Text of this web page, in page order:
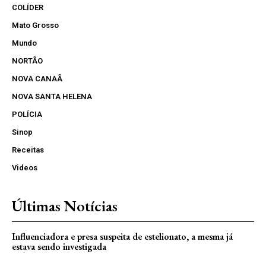
COLÍDER
Mato Grosso
Mundo
NORTÃO
NOVA CANAÃ
NOVA SANTA HELENA
POLÍCIA
Sinop
Receitas
Videos
Últimas Notícias
Influenciadora e presa suspeita de estelionato, a mesma já
estava sendo investigada